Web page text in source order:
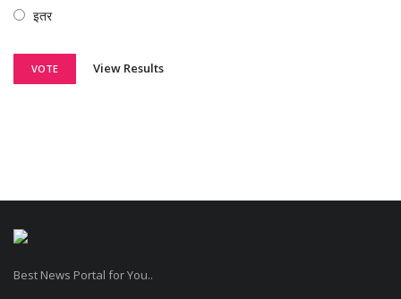
इतर
VOTE View Results
Best News Portal for You..